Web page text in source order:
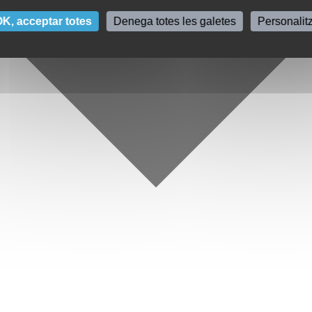
acceptar totes Denega totes les galetes